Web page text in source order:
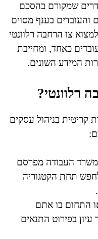
שמקורם בהסכם
והעובדים בענף מסוים
צו הרחבה רלוונטי
כאחד, ומחייבת
המידע השונים.
רלוונטי?
קריטית בניהול עסקים
העבודה מפרסם
תחת הקטגוריה
התחום בו אתם
בפירוט התנאים